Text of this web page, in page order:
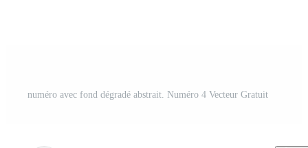
numéro avec fond dégradé abstrait. Numéro 4 Vecteur Gratuit